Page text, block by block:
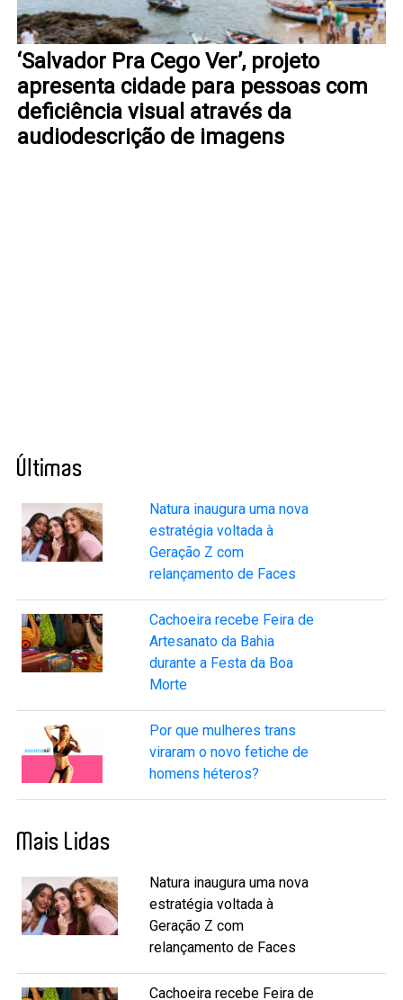
‘Salvador Pra Cego Ver’, projeto
apresenta cidade para pessoas com
deficiência visual através da
audiodescrição de imagens
Últimas
Natura inaugura uma nova
estratégia voltada à
Geração Z com
relançamento de Faces
Cachoeira recebe Feira de
Artesanato da Bahia
durante a Festa da Boa
Morte
Por que mulheres trans
viraram o novo fetiche de
homens héteros?
Mais Lidas
Natura inaugura uma nova
estratégia voltada à
Geração Z com
relançamento de Faces
Cachoeira recebe Feira de